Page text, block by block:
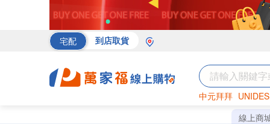
宅配 到店取貨
中元拜拜
巧克力 罐頭
線上商